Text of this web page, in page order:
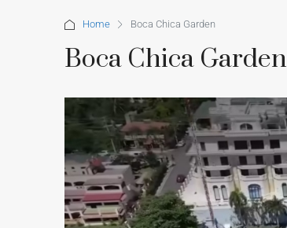
Home Boca Chica Garden
Boca Chica Garden